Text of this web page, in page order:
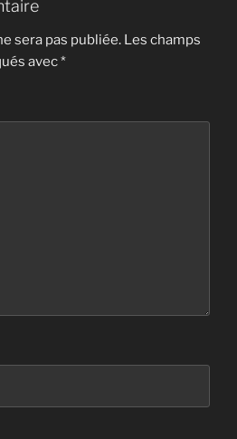
sera pas publiée. Les champs
avec*